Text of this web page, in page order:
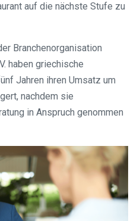
auf die nächste Stufe zu
Branchenorganisation
haben griechische
Jahren ihren Umsatz um
nachdem sie
in Anspruch genommen